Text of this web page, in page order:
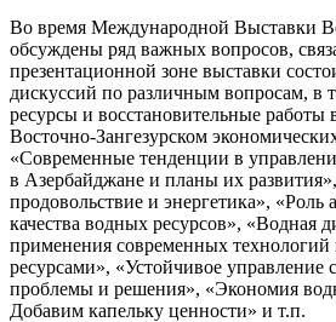
Во время Международной Выставки
обсуждены ряд важных вопросов,
презентационной зоне выставки
дискуссий по различным вопросам, в
ресурсы и восстановительные работы
Восточно-Зангезурском
«Современные тенденции в
в Азербайджане и планы их
продовольствие и энергетика», «Роль
качества водных ресурсов», «Водная
применения современных
ресурсами», «Устойчивое управление
проблемы и решения», «Экономия
Добавим капельку ценности» и т.п.